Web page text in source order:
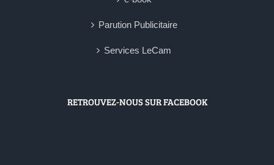
Parution Publicitaire
Services LeCam
RETROUVEZ-NOUS SUR FACEBOOK